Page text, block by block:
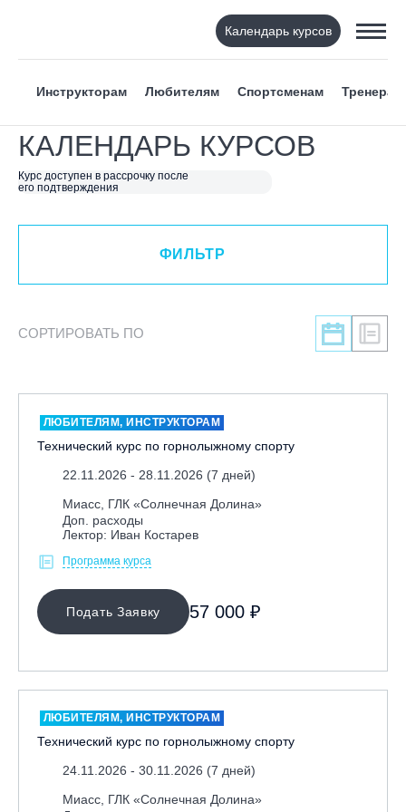
Календарь курсов
Инструкторам Любителям Спортсменам Тренерам
КАЛЕНДАРЬ КУРСОВ
Курс доступен в рассрочку после
его подтверждения
ФИЛЬТР
ВИД СПОРТА
Я ХОЧУ
КАТЕГОРИЯ
ЛЕКТОР
МЕСТО ПРОВЕДЕНИЯ
Байкальск, ГЛЦ «Гора Соболиная»
Грузия, ГК «Гудаури»
Дистанционно
Екатеринбург, ГЛЦ «Уктус»
Ижевск, КАО «Нечкино»
Иркутск, ГЛЦ «Олха»
ФИЛЬТР
СОРТИРОВАТЬ ПО
ЛЮБИТЕЛЯМ, ИНСТРУКТОРАМ
Технический курс по горнолыжному спорту
22.11.2026 - 28.11.2026 (7 дней)
Миасс, ГЛК «Солнечная Долина»
Доп. расходы
Лектор: Иван Костарев
Программа курса
Подать Заявку 57 000 ₽
ЛЮБИТЕЛЯМ, ИНСТРУКТОРАМ
Технический курс по горнолыжному спорту
24.11.2026 - 30.11.2026 (7 дней)
Миасс, ГЛК «Солнечная Долина»